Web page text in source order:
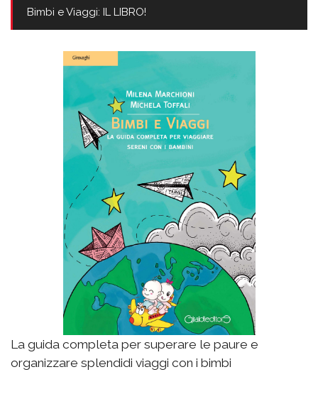
Bimbi e Viaggi: IL LIBRO!
La guida completa per superare le paure e
organizzare splendidi viaggi con i bimbi